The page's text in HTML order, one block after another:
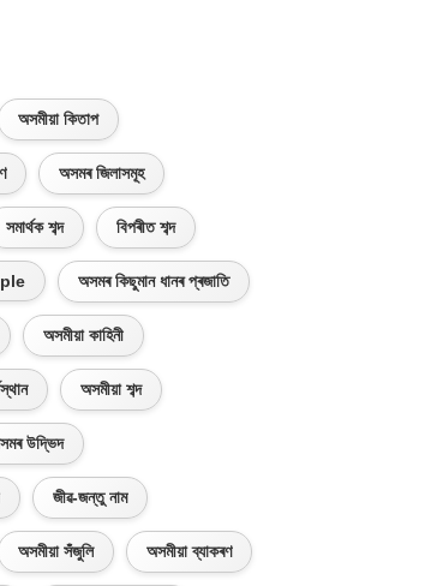
অসমীয়া কিতাপ
অসমৰ জিলাসমূহ
সমাৰ্থক শব্দ বিপৰীত শব্দ
অসমৰ কিছুমান ধানৰ প্ৰজাতি
অসমীয়া কাহিনী
অসমীয়া শব্দ
উদ্ভিদ
জীৱ-জন্তু নাম
অসমীয়া সঁজুলি অসমীয়া ব্যাকৰণ